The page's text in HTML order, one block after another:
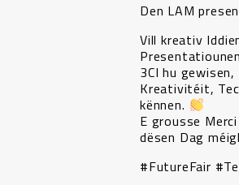
Den LAM
Vill kreativ
3CI hu
Kreativitéit,
kënnen.
E grousse
dësen Dag
#FutureFair